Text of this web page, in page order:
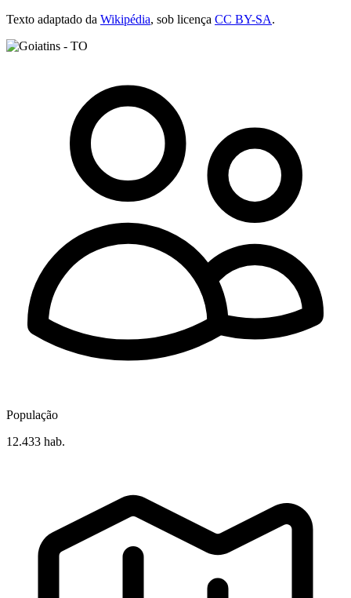
Texto adaptado da Wikipédia, sob licença CC BY-SA.
População
12.433 hab.